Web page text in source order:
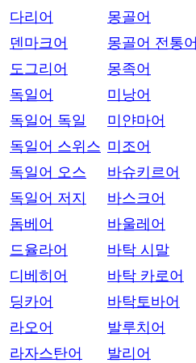
다리어
덴마크어
도그리어
독일어
독일어 독일
독일어 스위스
독일어 오스
독일어 저지
돔베어
드율라어
디베히어
딩카어
라오어
라자스탄어
몽골어
몽골어 전통어
몽족어
미낭어
미얀마어
미조어
바슈키르어
바스크어
바울레어
바탁 시말
바탁 카로어
바탁토바어
발루치어
발리어